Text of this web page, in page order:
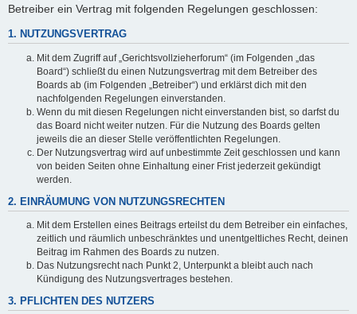
Betreiber ein Vertrag mit folgenden Regelungen geschlossen:
1. NUTZUNGSVERTRAG
Mit dem Zugriff auf „Gerichtsvollzieherforum“ (im Folgenden „das
Board“) schließt du einen Nutzungsvertrag mit dem Betreiber des
Boards ab (im Folgenden „Betreiber“) und erklärst dich mit den
nachfolgenden Regelungen einverstanden.
Wenn du mit diesen Regelungen nicht einverstanden bist, so darfst du
das Board nicht weiter nutzen. Für die Nutzung des Boards gelten
jeweils die an dieser Stelle veröffentlichten Regelungen.
Der Nutzungsvertrag wird auf unbestimmte Zeit geschlossen und kann
von beiden Seiten ohne Einhaltung einer Frist jederzeit gekündigt
werden.
2. EINRÄUMUNG VON NUTZUNGSRECHTEN
Mit dem Erstellen eines Beitrags erteilst du dem Betreiber ein einfaches,
zeitlich und räumlich unbeschränktes und unentgeltliches Recht, deinen
Beitrag im Rahmen des Boards zu nutzen.
Das Nutzungsrecht nach Punkt 2, Unterpunkt a bleibt auch nach
Kündigung des Nutzungsvertrages bestehen.
3. PFLICHTEN DES NUTZERS